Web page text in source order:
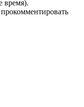
время).